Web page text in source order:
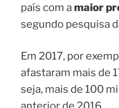
país com amaior
segundo pesquisa
Em 2017, por
afastaram mais de
seja, mais de 100